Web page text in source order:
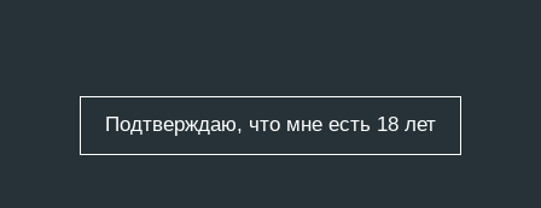
Подтверждаю, что мне есть 18 лет